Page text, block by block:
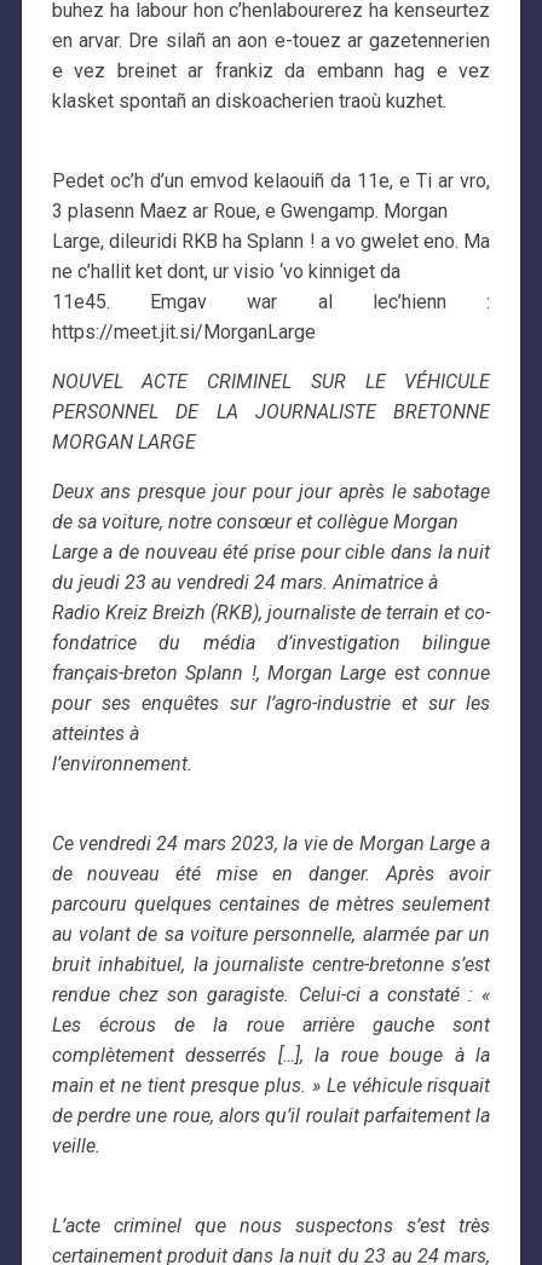
buhez ha labour hon c’henlabourerez ha kenseurtez
en arvar. Dre silañ an aon e-touez ar gazetennerien
e vez breinet ar frankiz da embann hag e vez
klasket spontañ an diskoacherien traoù kuzhet.
Pedet oc’h d’un emvod kelaouiñ da 11e, e Ti ar vro,
3 plasenn Maez ar Roue, e Gwengamp. Morgan
Large, dileuridi RKB ha Splann ! a vo gwelet eno. Ma
ne c’hallit ket dont, ur visio ‘vo kinniget da
11e45. Emgav war al lec’hienn :
https://meet.jit.si/MorganLarge
NOUVEL ACTE CRIMINEL SUR LE VÉHICULE
PERSONNEL DE LA JOURNALISTE BRETONNE
MORGAN LARGE
Deux ans presque jour pour jour après le sabotage
de sa voiture, notre consœur et collègue Morgan
Large a de nouveau été prise pour cible dans la nuit
du jeudi 23 au vendredi 24 mars. Animatrice à
Radio Kreiz Breizh (RKB), journaliste de terrain et co-
fondatrice du média d’investigation bilingue
français-breton Splann !, Morgan Large est connue
pour ses enquêtes sur l’agro-industrie et sur les
atteintes à
l’environnement.
Ce vendredi 24 mars 2023, la vie de Morgan Large a
de nouveau été mise en danger. Après avoir
parcouru quelques centaines de mètres seulement
au volant de sa voiture personnelle, alarmée par un
bruit inhabituel, la journaliste centre-bretonne s’est
rendue chez son garagiste. Celui-ci a constaté : «
Les écrous de la roue arrière gauche sont
complètement desserrés […], la roue bouge à la
main et ne tient presque plus. » Le véhicule risquait
de perdre une roue, alors qu’il roulait parfaitement la
veille.
L’acte criminel que nous suspectons s’est très
certainement produit dans la nuit du 23 au 24 mars,